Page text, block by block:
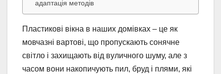
адаптація методів
Пластикові вікна в наших домівках – це як
мовчазні вартові, що пропускають сонячне
світло і захищають від вуличного шуму, але з
часом вони накопичують пил, бруд і плями, які